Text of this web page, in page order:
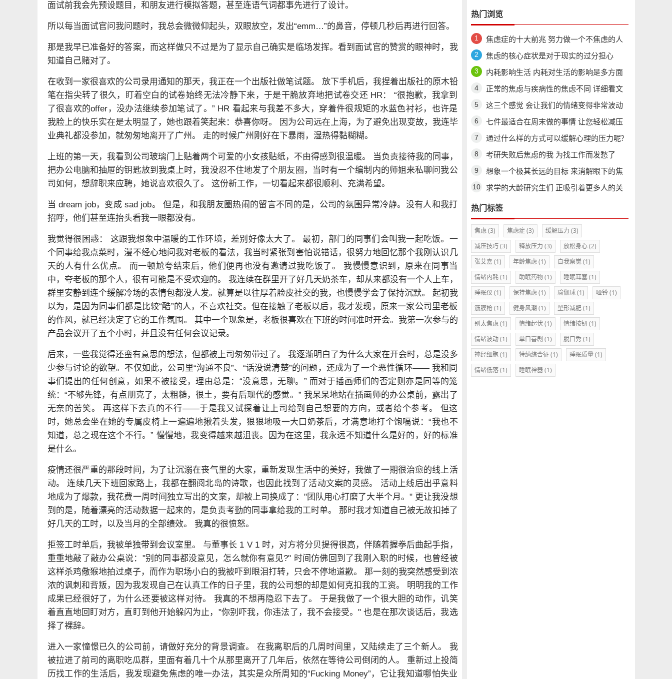
面试前我会先预设题目，和朋友进行模拟答题，甚至连语气词都事先进行了设计。
所以每当面试官问我问题时，我总会微微仰起头，双眼放空，发出“emm…”的鼻音，停顿几秒后再进行回答。
那是我早已准备好的答案，而这样做只不过是为了显示自己确实是临场发挥。看到面试官的赞赏的眼神时，我
知道自己赌对了。
在收到一家很喜欢的公司录用通知的那天，我正在一个出版社做笔试题。 放下手机后，我捏着出版社的原木铅
笔在指尖转了很久，盯着空白的试卷始终无法冷静下来，于是干脆放弃地把试卷交还 HR： “很抱歉，我拿到
了很喜欢的offer，没办法继续参加笔试了。” HR 看起来与我差不多大，穿着件很规矩的水蓝色衬衫，也许是
我脸上的快乐实在是太明显了，她也跟着笑起来：恭喜你呀。 因为公司远在上海，为了避免出现变故，我连毕
业典礼都没参加，就匆匆地离开了广州。 走的时候广州刚好在下暴雨，湿热得黏糊糊。
上班的第一天，我看到公司玻璃门上贴着两个可爱的小女孩贴纸，不由得感到很温暖。 当负责接待我的同事，
把办公电脑和抽屉的钥匙放到我桌上时，我没忍不住地发了个朋友圈，当时有一个编制内的师姐来私聊问我公
司如何，想辞职来应聘，她说喜欢很久了。 这份新工作，一切看起来都很顺利、充满希望。
当 dream job，变成 sad job。 但是，和我朋友圈热闹的留言不同的是，公司的氛围异常冷静。没有人和我打
招呼，他们甚至连抬头看我一眼都没有。
我觉得很困惑： 这跟我想象中温暖的工作环境，差别好像太大了。 最初，部门的同事们会叫我一起吃饭。一
个同事给我点菜时，漫不经心地问我对老板的看法，我当时紧张到害怕说错话，很努力地回忆那个我刚认识几
天的人有什么优点。 而一顿尬夸结束后，他们便再也没有邀请过我吃饭了。 我慢慢意识到，原来在同事当
中，夸老板的那个人，很有可能是不受欢迎的。 我连续在群里开了好几天奶茶车，却从来都没有一个人上车，
群里安静到连个缓解冷场的表情包都没人发。就算是以往厚着脸皮社交的我，也慢慢学会了保持沉默。 起初我
以为，是因为同事们都是比较“酷”的人，不喜欢社交。但在接触了老板以后，我才发现，原来一家公司里老板
的作风，就已经决定了它的工作氛围。 其中一个现象是，老板很喜欢在下班的时间准时开会。我第一次参与的
产品会议开了五个小时，并且没有任何会议记录。
后来，一些我觉得还蛮有意思的想法，但都被上司匆匆带过了。 我逐渐明白了为什么大家在开会时，总是没多
少参与讨论的欲望。不仅如此，公司里“沟通不良”、“话没说清楚”的问题，还成为了一个恶性循环—— 我和同
事们提出的任何创意，如果不被接受，理由总是：“没意思，无聊。” 而对于插画师们的否定则亦是同等的笼
统：“不够先锋，有点朋克了，太粗糙，很土，要有后现代的感觉。” 我呆呆地站在插画师的办公桌前，露出了
无奈的苦笑。 再这样下去真的不行——于是我又试探着让上司给到自己想要的方向，或者给个参考。 但这
时，她总会坐在她的专属皮椅上一遍遍地揪着头发，狠狠地吸一大口奶茶后，才满意地打个饱嗝说：“我也不
知道，总之现在这个不行。” 慢慢地，我变得越来越沮丧。因为在这里，我永远不知道什么是好的，好的标准
是什么。
疫情还很严重的那段时间，为了让沉溺在丧气里的大家，重新发现生活中的美好，我做了一期很治愈的线上活
动。 连续几天下班回家路上，我都在翻阅北岛的诗歌，也因此找到了活动文案的灵感。 活动上线后出乎意料
地成为了爆款，我花费一周时间独立写出的文案，却被上司换成了："团队用心打磨了大半个月。" 更让我没想
到的是，随着漂亮的活动数据一起来的，是负责考勤的同事拿给我的工时单。 那时我才知道自己被无故扣掉了
好几天的工时，以及当月的全部绩效。 我真的很愤怒。
拒签工时单后，我被单独带到会议室里。 与董事长 1 V 1 时，对方将分贝提得很高，伴随着握拳后曲起手指，
重重地敲了敲办公桌说："别的同事都没意见，怎么就你有意见?" 时间仿佛回到了我刚入职的时候，也曾经被
这样杀鸡儆猴地拍过桌子，而作为职场小白的我被吓到眼泪打转，只会不停地道歉。 那一刻的我突然感受到浓
浓的讽刺和背叛，因为我发现自己在认真工作的日子里，我的公司想的却是如何克扣我的工资。 明明我的工作
成果已经很好了，为什么还要被这样对待。 我真的不想再隐忍下去了。 于是我做了一个很大胆的动作，讥笑
着直直地回盯对方，直盯到他开始躲闪为止，"你别吓我，你违法了，我不会接受。" 也是在那次谈话后，我选
择了裸辞。
进入一家憧憬已久的公司前，请做好充分的背景调查。 在我离职后的几周时间里，又陆续走了三个新人。 我
被拉进了前司的离职吃瓜群，里面有着几十个从那里离开了几年后，依然在等待公司倒闭的人。 重新过上投简
历找工作的生活后，我发现避免焦虑的唯一办法，其实是众所周知的“Fucking Money”，它让我知道哪怕失业
热门浏览
焦虑症的十大前兆 努力做一个不焦虑的人
焦虑的核心症状是对于现实的过分担心
内耗影响生活 内耗对生活的影响是多方面
的
正常的焦虑与疾病性的焦虑不同 详细看文
章
这三个感觉 会让我们的情绪变得非常波动
七件最适合在周末做的事情 让您轻松减压
通过什么样的方式可以缓解心理的压力呢?
考研失败后焦虑的我 为找工作而发愁了
想象一个极其长远的目标 来消解眼下的焦
虑
求学的大龄研究生们 正吸引着更多人的关
注
热门标签
焦虑(3) 焦虑症(3) 缓解压力 (3)
减压技巧(3) 释放压力 (3) 放松身心(2)
张艾嘉 (1) 年龄焦虑(1) 自我察觉(1)
情绪内耗(1) 助眠药物(1) 睡眠耳塞(1)
睡眠仪 (1) 保持焦虑(1) 瑜伽球(1) 哑铃(1)
筋膜枪(1) 健身风潮 (1) 塑形减肥(1)
别太焦虑(1) 情绪起伏(1) 情绪按钮 (1)
情绪波动(1) 单口喜剧 (1) 脱口秀 (1)
神经细胞(1) 特纳综合征 (1) 睡眠质量(1)
情绪低落(1) 睡眠神器(1)